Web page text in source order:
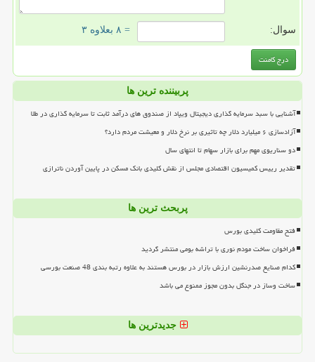
سوال: = ۸ بعلاوه ۳
پربیننده ترین ها
آشنایی با سبد سرمایه گذاری دیجیتال ویپاد از صندوق های درآمد ثابت تا سرمایه گذاری در طلا
آزادسازی ۶ میلیارد دلار چه تاثیری بر نرخ دلار و معیشت مردم دارد؟
دو سناریوی مهم برای بازار سهام تا انتهای سال
تقدیر رییس کمیسیون اقتصادی مجلس از نقش کلیدی بانک مسکن در پایین آوردن ناترازی
پربحث ترین ها
فتح مقاومت کلیدی بورس
فراخوان ساخت مودم نوری با تراشه بومی منتشر گردید
کدام صنایع صدرنشین ارزش بازار در بورس هستند به علاوه رتبه بندی 48 صنعت بورسی
ساخت وساز در جنگل بدون مجوز ممنوع می باشد
جدیدترین ها